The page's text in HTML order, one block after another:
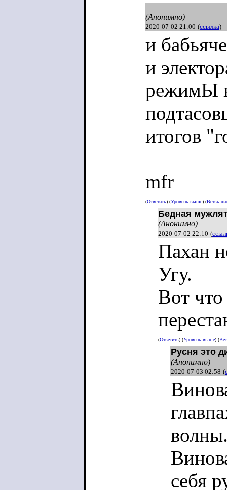
(Анонимно)
2020-07-02 21:00 (ссылка)
и
и
режимЫ
итогов
mfr
(Ответить) (Уровень выше) (Ветвь
Бедная
(Анонимно)
2020-07-02 22:10 (
Пахан
Угу.
Вот что
(Ответить) (Уровень выше) (
Русня это
(Анонимно)
2020-07-03 02:58 (
себя